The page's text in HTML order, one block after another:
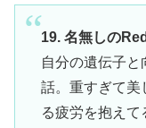
19. 名無しの
自分の遺伝子と
話。重すぎて美
る疲労を抱えて